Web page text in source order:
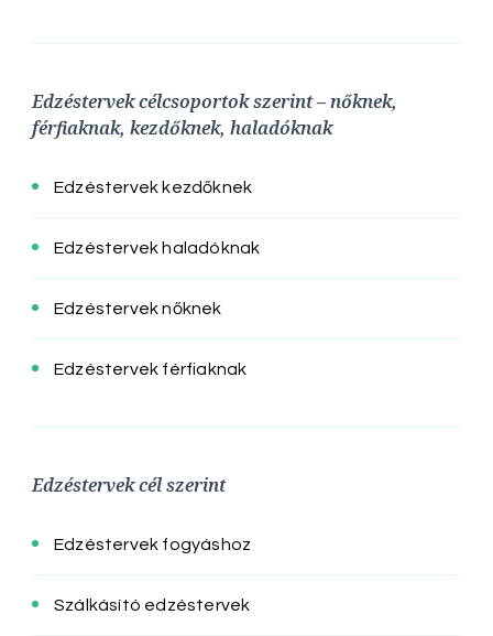
Edzéstervek célcsoportok szerint – nőknek,
férfiaknak, kezdőknek, haladóknak
Edzéstervek kezdőknek
Edzéstervek haladóknak
Edzéstervek nőknek
Edzéstervek férfiaknak
Edzéstervek cél szerint
Edzéstervek fogyáshoz
Szálkásító edzéstervek